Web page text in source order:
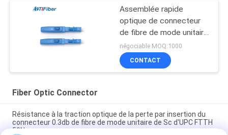
Assemblée rapide
optique de connecteur
de fibre de mode unitaire
de champ rapide de Ftth
négociable MOQ:1000
CONTACT
Fiber Optic Connector
Résistance à la traction optique de la perte par insertion du
connecteur 0.3db de fibre de mode unitaire de Sc d'UPC FTTH
50N